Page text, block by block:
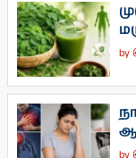
by
by